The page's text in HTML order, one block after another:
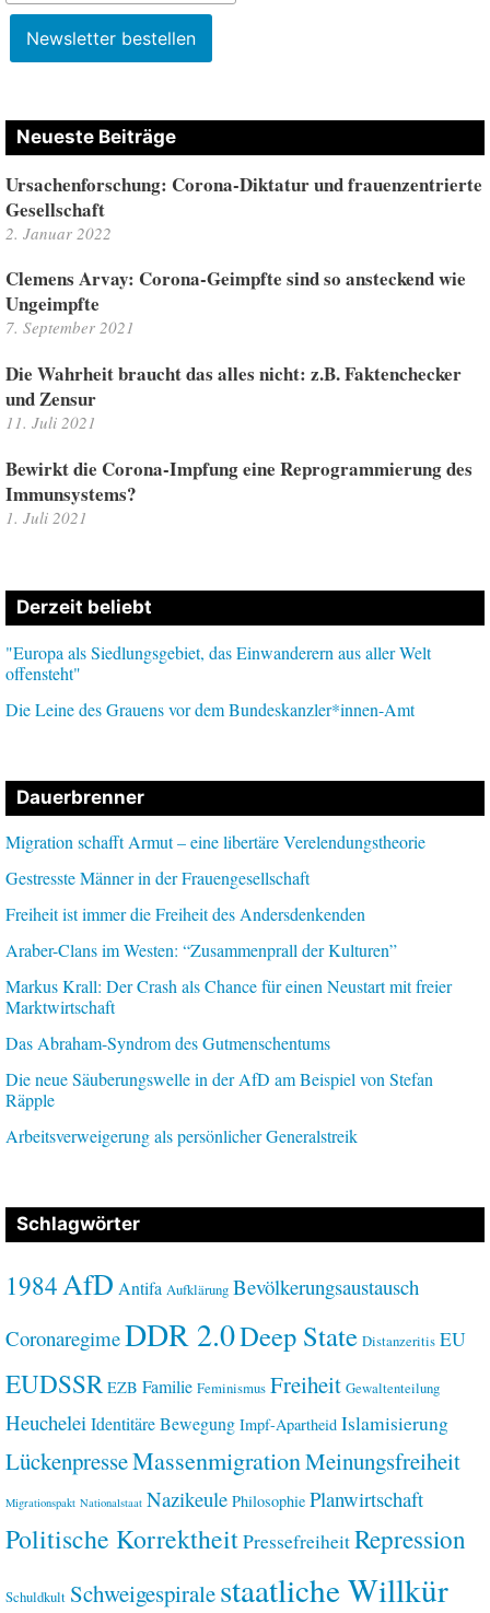
Neueste Beiträge
Ursachenforschung: Corona-Diktatur und frauenzentrierte
Gesellschaft
2. Januar 2022
Clemens Arvay: Corona-Geimpfte sind so ansteckend wie
Ungeimpfte
7. September 2021
Die Wahrheit braucht das alles nicht: z.B. Faktenchecker
und Zensur
11. Juli 2021
Bewirkt die Corona-Impfung eine Reprogrammierung des
Immunsystems?
1. Juli 2021
Derzeit beliebt
"Europa als Siedlungsgebiet, das Einwanderern aus aller Welt
offensteht"
Die Leine des Grauens vor dem Bundeskanzler*innen-Amt
Dauerbrenner
Migration schafft Armut – eine libertäre Verelendungstheorie
Gestresste Männer in der Frauengesellschaft
Freiheit ist immer die Freiheit des Andersdenkenden
Araber-Clans im Westen: “Zusammenprall der Kulturen”
Markus Krall: Der Crash als Chance für einen Neustart mit freier
Marktwirtschaft
Das Abraham-Syndrom des Gutmenschentums
Die neue Säuberungswelle in der AfD am Beispiel von Stefan
Räpple
Arbeitsverweigerung als persönlicher Generalstreik
Schlagwörter
1984AfD Antifa Aufklärung Bevölkerungsaustausch
CoronaregimeDDR 2.0Deep State Distanzeritis EU
EUDSSR EZB Familie Feminismus Freiheit Gewaltenteilung
Heuchelei Identitäre Bewegung Impf-Apartheid Islamisierung
LückenpresseMassenmigrationMeinungsfreiheit
Migrationspakt Nationalstaat Nazikeule Philosophie Planwirtschaft
Politische KorrektheitPressefreiheitRepression
Schuldkult Schweigespiralestaatliche Willkür